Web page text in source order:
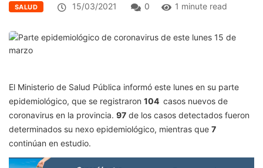
SALUD 15/03/2021 0 1 minute read
El Ministerio de Salud Pública informó este lunes en su parte
epidemiológico, que se registraron 104 casos nuevos de
coronavirus en la provincia. 97 de los casos detectados fueron
determinados su nexo epidemiológico, mientras que 7
continúan en estudio.